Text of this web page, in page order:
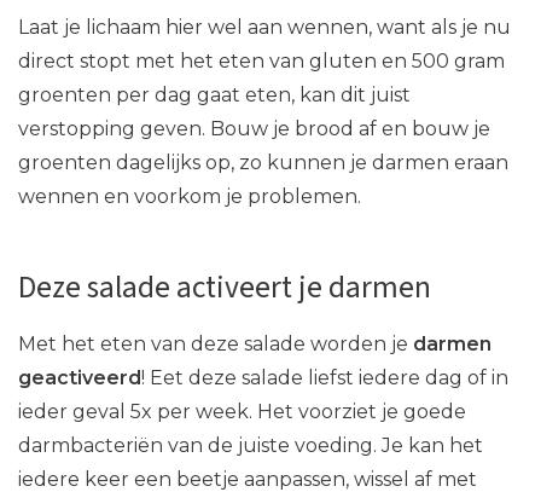
Laat je lichaam hier wel aan wennen, want als je nu
direct stopt met het eten van gluten en 500 gram
groenten per dag gaat eten, kan dit juist
verstopping geven. Bouw je brood af en bouw je
groenten dagelijks op, zo kunnen je darmen eraan
wennen en voorkom je problemen.
Deze salade activeert je darmen
Met het eten van deze salade worden je darmen
geactiveerd! Eet deze salade liefst iedere dag of in
ieder geval 5x per week. Het voorziet je goede
darmbacteriën van de juiste voeding. Je kan het
iedere keer een beetje aanpassen, wissel af met